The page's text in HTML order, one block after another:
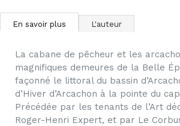
En savoir plus L'auteur
La cabane de pêcheur et les
magnifiques demeures de la Belle
façonné le littoral du bassin
d’Hiver d’Arcachon à la pointe du
Précédée par les tenants de l’Art
Roger-Henri Expert, et par Le